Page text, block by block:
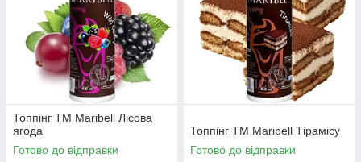
Топпінг ТМ Maribell Лісова
ягода
Готово до відправки
Топпінг ТМ Maribell Тірамісу
Готово до відправки